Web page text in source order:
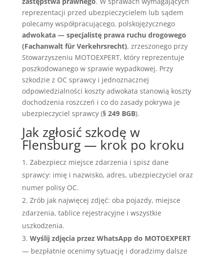
reprezentacji przed ubezpieczycielem lub sądem
polecamy współpracującego, polskojęzycznego
adwokata — specjalistę prawa ruchu drogowego
(Fachanwalt für Verkehrsrecht), zrzeszonego przy
Stowarzyszeniu MOTOEXPERT, który reprezentuje
poszkodowanego w sprawie wypadkowej. Przy
szkodzie z OC sprawcy i jednoznacznej
odpowiedzialności koszty adwokata stanowią koszty
dochodzenia roszczeń i co do zasady pokrywa je
ubezpieczyciel sprawcy (§ 249 BGB).
Jak zgłosić szkodę w
Flensburg — krok po kroku
Zabezpiecz miejsce zdarzenia i spisz dane
sprawcy: imię i nazwisko, adres, ubezpieczyciel oraz
numer polisy OC.
Zrób jak najwięcej zdjęć: oba pojazdy, miejsce
zdarzenia, tablice rejestracyjne i wszystkie
uszkodzenia.
Wyślij zdjęcia przez WhatsApp do MOTOEXPERT
— bezpłatnie ocenimy sytuację i doradzimy dalsze